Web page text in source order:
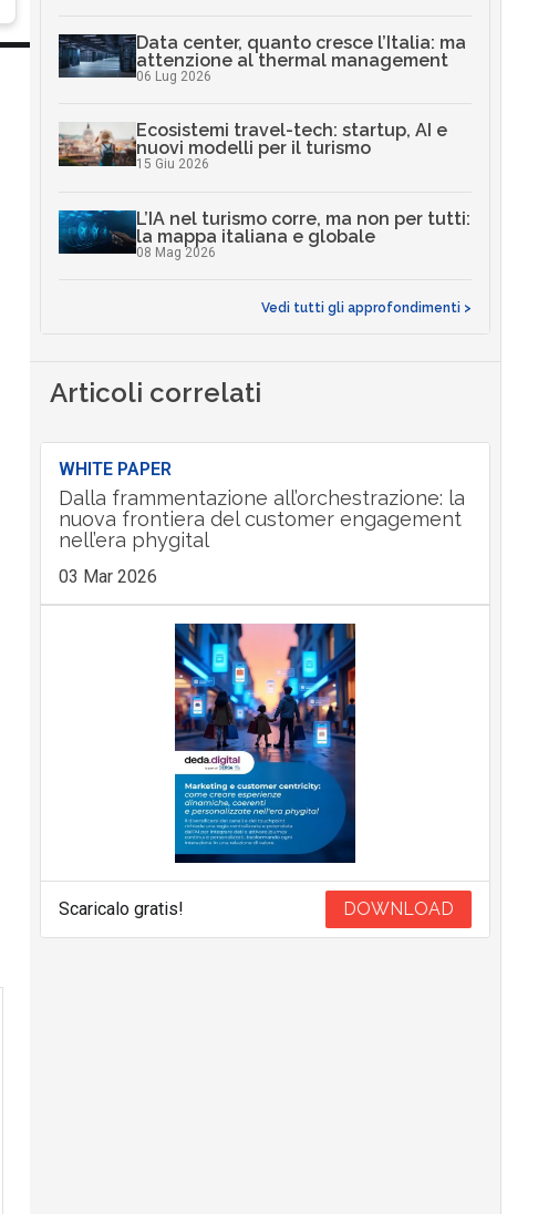
Data center, quanto cresce l’Italia: ma
attenzione al thermal management
06 Lug 2026
Ecosistemi travel-tech: startup, AI e
nuovi modelli per il turismo
15 Giu 2026
L’IA nel turismo corre, ma non per tutti:
la mappa italiana e globale
08 Mag 2026
Vedi tutti gli approfondimenti >
Articoli correlati
WHITE PAPER
Dalla frammentazione all’orchestrazione: la
nuova frontiera del customer engagement
nell’era phygital
03 Mar 2026
Scaricalo gratis! DOWNLOAD